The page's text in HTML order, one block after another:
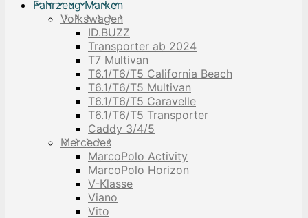
Fahrzeug Marken
Volkswagen
ID.BUZZ
Transporter ab 2024
T7 Multivan
T6.1/T6/T5 California Beach
T6.1/T6/T5 Multivan
T6.1/T6/T5 Caravelle
T6.1/T6/T5 Transporter
Caddy 3/4/5
Mercedes
MarcoPolo Activity
MarcoPolo Horizon
V-Klasse
Viano
Vito